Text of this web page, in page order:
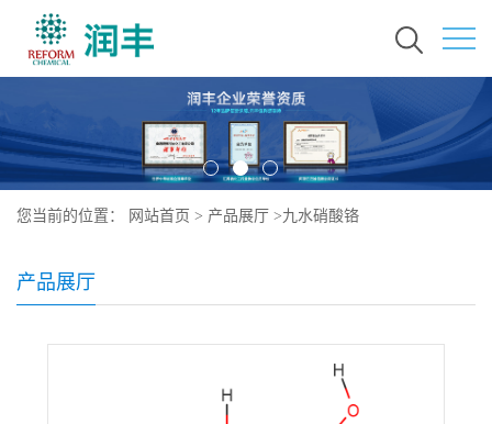
您当前的位置： 网站首页 > 产品展厅 >九水硝酸铬
产品展厅